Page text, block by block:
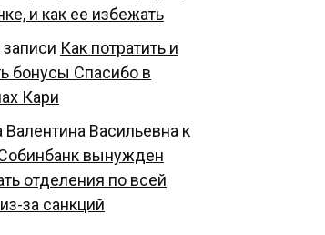
и как ее избежать
записи Как потратить и
бонусы Спасибо в
Кари
Валентина Васильевна к
вынужден
отделения по всей
за санкций